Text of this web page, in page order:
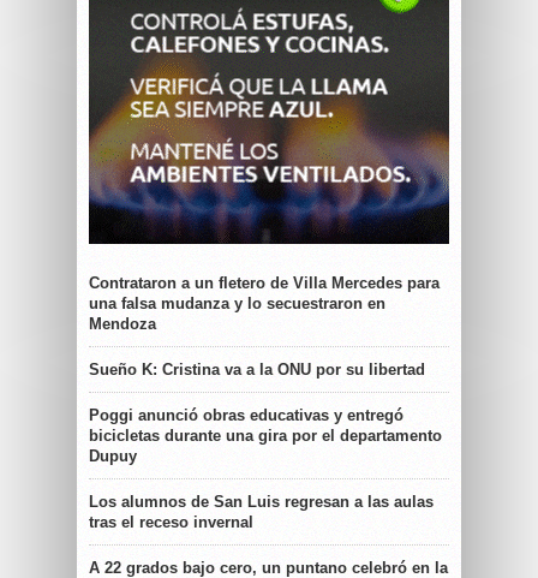
Contrataron a un fletero de Villa Mercedes para
una falsa mudanza y lo secuestraron en
Mendoza
Sueño K: Cristina va a la ONU por su libertad
Poggi anunció obras educativas y entregó
bicicletas durante una gira por el departamento
Dupuy
Los alumnos de San Luis regresan a las aulas
tras el receso invernal
A 22 grados bajo cero, un puntano celebró en la